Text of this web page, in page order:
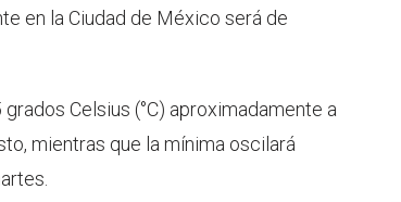
en la Ciudad de México será de
Celsius (°C) aproximadamente a
mientras que la mínima oscilará